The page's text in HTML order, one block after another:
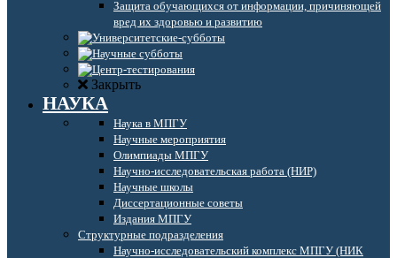
Защита обучающихся от информации, причиняющей
вред их здоровью и развитию
Закрыть
НАУКА
Наука в МПГУ
Научные мероприятия
Олимпиады МПГУ
Научно-исследовательская работа (НИР)
Научные школы
Диссертационные советы
Издания МПГУ
Структурные подразделения
Научно-исследовательский комплекс МПГУ (НИК